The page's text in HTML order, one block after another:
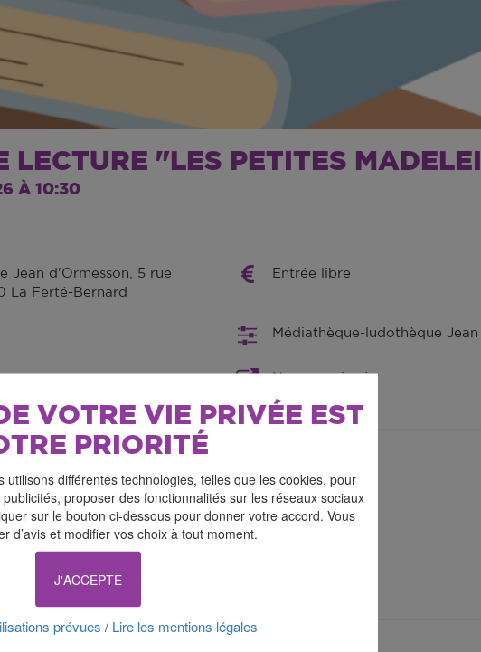
VOTRE VIE PRIVÉE EST
PRIORITÉ
utilisons différentes technologies, telles que les cookies, pour
proposer des fonctionnalités sur les réseaux sociaux
sur le bouton ci-dessous pour donner votre accord. Vous
d’avis et modifier vos choix à tout moment.
J'ACCEPTE
prévues / Lire les mentions légales
LECTURE "LES PETITES
À 10:30
Jean d'Ormesson, 5 rue
La Ferté-Bernard
Entrée libre
Médiathèque-ludothèque
Non renseigné